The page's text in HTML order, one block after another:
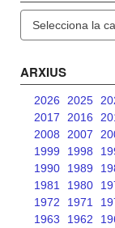
ARXIUS
2026 2025
2017
2016
2008
2007
1999
1998
1990
1989
1981
1980
1972
1971
1963
1962